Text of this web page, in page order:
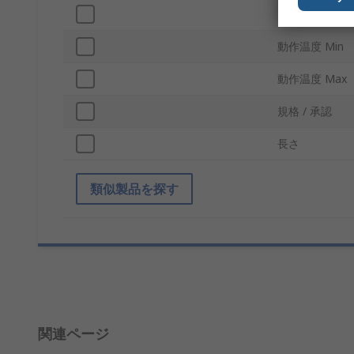
プローブソケ
動作温度 Min
動作温度 Max
規格 / 承認
長さ
類似製品を探す
関連ページ